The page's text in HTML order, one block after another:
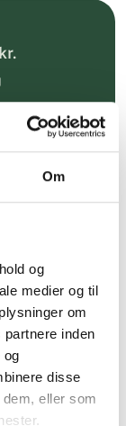
Om
og
medier og til
om
inden
og
disse
eller som
i Kbh)
DAO